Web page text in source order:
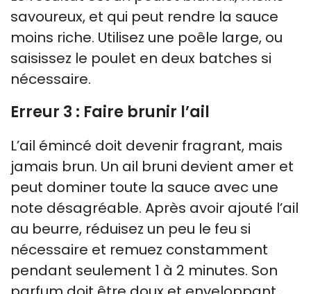
savoureux, et qui peut rendre la sauce
moins riche. Utilisez une poêle large, ou
saisissez le poulet en deux batches si
nécessaire.
Erreur 3 : Faire brunir l’ail
L’ail émincé doit devenir fragrant, mais
jamais brun. Un ail bruni devient amer et
peut dominer toute la sauce avec une
note désagréable. Après avoir ajouté l’ail
au beurre, réduisez un peu le feu si
nécessaire et remuez constamment
pendant seulement 1 à 2 minutes. Son